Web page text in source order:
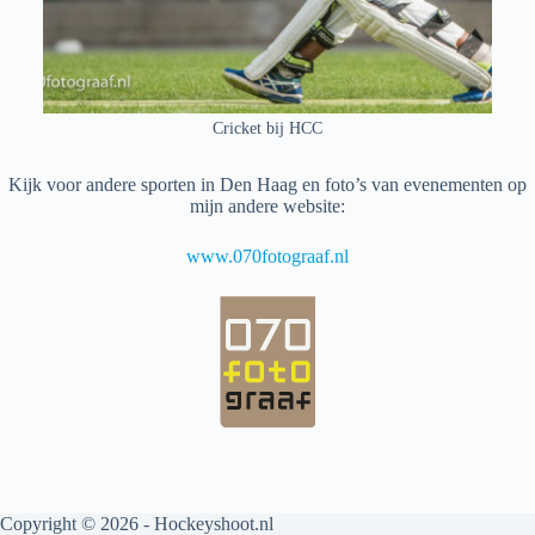
Cricket bij HCC
Kijk voor andere sporten in Den Haag en foto’s van evenementen op
mijn andere website:
www.070fotograaf.nl
Copyright © 2026 - Hockeyshoot.nl